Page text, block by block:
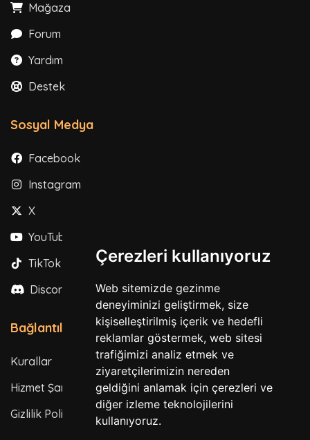
Çerezleri kullanıyoruz
Web sitemizde gezinme
deneyiminizi geliştirmek, size
kişiselleştirilmiş içerik ve hedefli
reklamlar göstermek, web sitesi
trafiğimizi analiz etmek ve
ziyaretçilerimizin nereden
geldiğini anlamak için çerezleri ve
diğer izleme teknolojilerini
kullanıyoruz.
Mağaza
Forum
Yardım
Destek
Sosyal Medya
Facebook
Instagram
X
YouTube
TikTok
Discord
Bağlantılar
Kurallar
Hizmet Şartları
Gizlilik Politikası